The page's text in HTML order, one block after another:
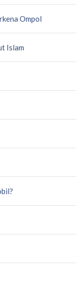
Ompol
Islam